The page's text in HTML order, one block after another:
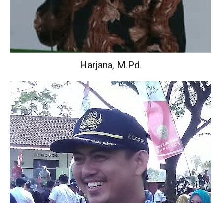
Harjana, M.Pd.
Wakil Kepala Sekolah Urusan Kurikulum.